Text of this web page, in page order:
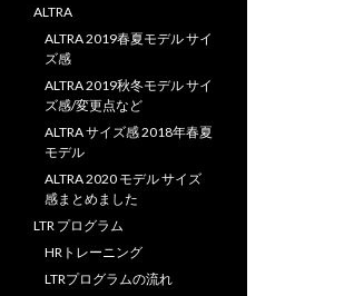
ALTRA
ALTRA 2019春夏モデル サイ
ズ感
ALTRA 2019秋冬モデル サイ
ズ感/変更点など
ALTRA サイズ感 2018年春夏
モデル
ALTRA 2020 モデル サイズ
感まとめました
LTR プログラム
HRトレーニング
LTRプログラムの流れ